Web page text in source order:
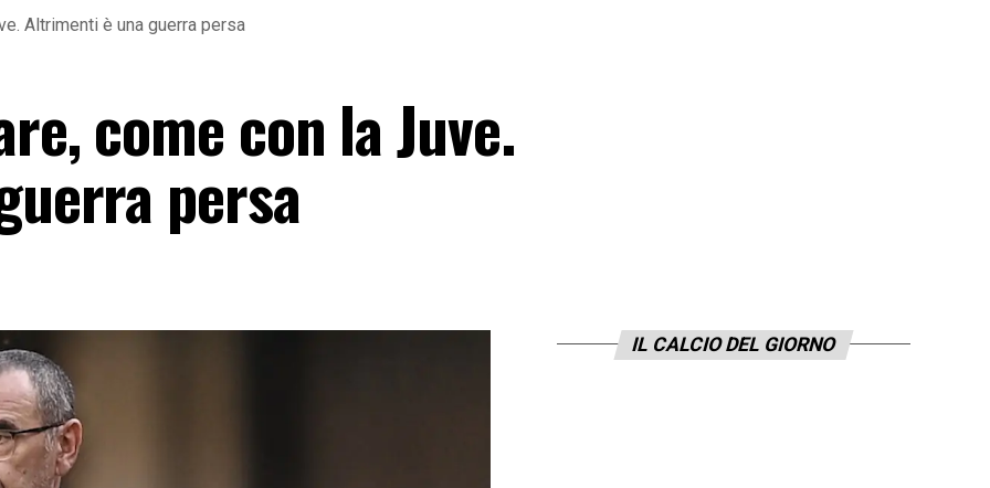
Altrimenti è una guerra persa
come con la Juve.
persa
IL CALCIO DEL GIORNO